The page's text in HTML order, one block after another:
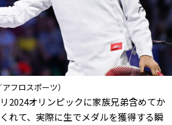
フロスポーツ）
2024オリンピックに家族兄弟含めてか
れて、実際に生でメダルを獲得する瞬